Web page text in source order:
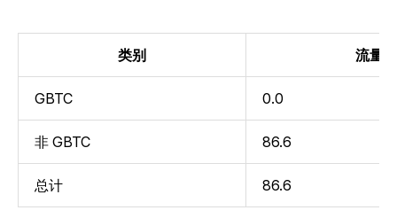
类别 流量
GBTC 0.0
非 GBTC 86.6
总计 86.6